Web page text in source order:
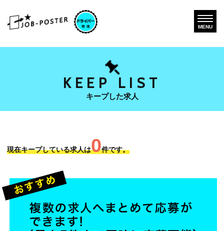
MENU
KEEP LIST
キープした求人
現在キープしている求人は0件です。